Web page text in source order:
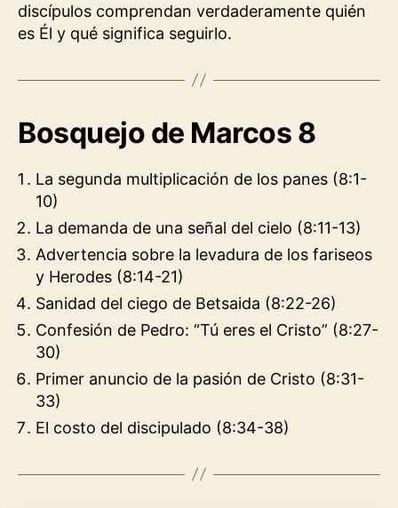
discípulos comprendan verdaderamente quién
es Él y qué significa seguirlo.
Bosquejo de Marcos 8
La segunda multiplicación de los panes (8:1-
10)
La demanda de una señal del cielo (8:11-13)
Advertencia sobre la levadura de los fariseos
y Herodes (8:14-21)
Sanidad del ciego de Betsaida (8:22-26)
Confesión de Pedro: “Tú eres el Cristo” (8:27-
30)
Primer anuncio de la pasión de Cristo (8:31-
33)
El costo del discipulado (8:34-38)